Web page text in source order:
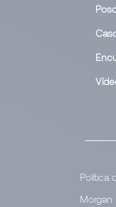
Política
Morgan